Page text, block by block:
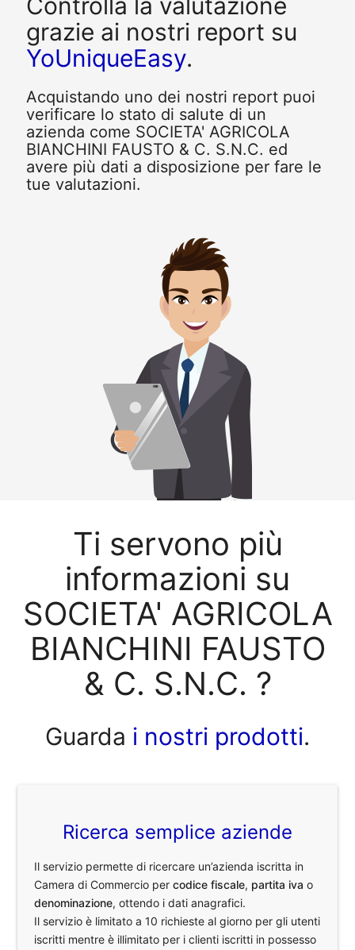
grazie ai nostri report su
YoUniqueEasy.
Acquistando uno dei nostri report puoi
verificare lo stato di salute di un
azienda come SOCIETA' AGRICOLA
BIANCHINI FAUSTO & C. S.N.C. ed
avere più dati a disposizione per fare le
tue valutazioni.
Ti servono più
informazioni su
SOCIETA' AGRICOLA
BIANCHINI FAUSTO
& C. S.N.C. ?
Guarda i nostri prodotti.
Ricerca semplice aziende
Il servizio permette di ricercare un’azienda iscritta in
Camera di Commercio percodice fiscale, partita iva o
denominazione, ottendo i dati anagrafici.
Il servizio è limitato a 10 richieste al giorno per gli utenti
iscritti mentre è illimitato per i clienti iscritti in possesso